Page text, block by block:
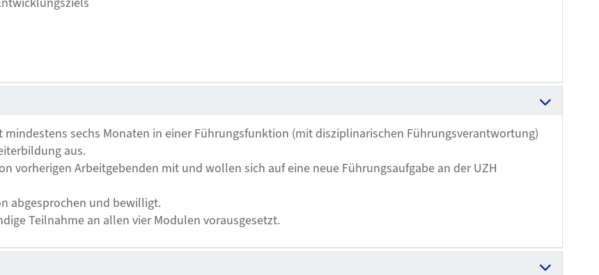
sechs Monaten in einer Führungsfunktion (mit disziplinarischen Führungsverantwortung)
aus.
vorherigen Arbeitgebenden mit und wollen sich auf eine neue Führungsaufgabe an der UZH
abgesprochen und bewilligt.
Teilnahme an allen vier Modulen vorausgesetzt.